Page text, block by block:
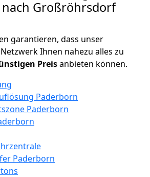
Großröhrsdorf
garantieren, dass unser
Ihnen nahezu alles zu
Preisanbieten können.
Paderborn
Paderborn
Paderborn